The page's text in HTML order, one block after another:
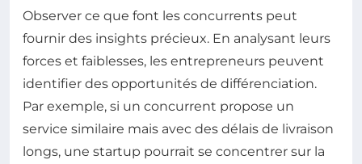
Observer ce que font les concurrents peut
fournir des insights précieux. En analysant leurs
forces et faiblesses, les entrepreneurs peuvent
identifier des opportunités de différenciation.
Par exemple, si un concurrent propose un
service similaire mais avec des délais de livraison
longs, une startup pourrait se concentrer sur la